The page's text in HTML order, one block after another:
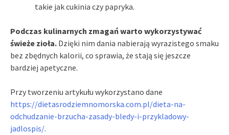
takie jak cukinia czy papryka.
Podczas kulinarnych zmagań warto wykorzystywać
świeże zioła. Dzięki nim dania nabierają wyrazistego smaku
bez zbędnych kalorii, co sprawia, że stają się jeszcze
bardziej apetyczne.
Przy tworzeniu artykułu wykorzystano dane
https://dietasrodziemnomorska.com.pl/dieta-na-
odchudzanie-brzucha-zasady-bledy-i-przykladowy-
jadlospis/.